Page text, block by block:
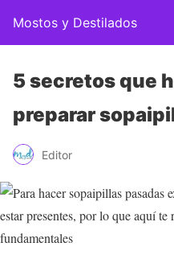
Mostos y Destilados
5 secretos que
preparar
Editor